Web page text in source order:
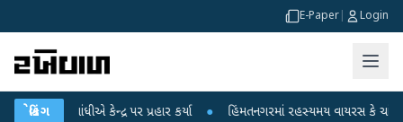
E-Paper Login
બ્રેકિંગ
ગાંધીએ કેન્દ્ર પર પ્રહાર કર્યા ● હિંમતનગરમાં રહસ્યમય વાયરસ કે ચાંદીપુરા? 6